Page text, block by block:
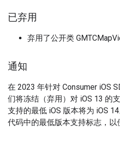
已弃用
弃用了公开类
通知
在 2023 年针对 Consumer iOS
们将冻结（弃用）对 iOS 13 的
支持的最低 iOS 版本将为 iOS
代码中的最低版本支持标志，以